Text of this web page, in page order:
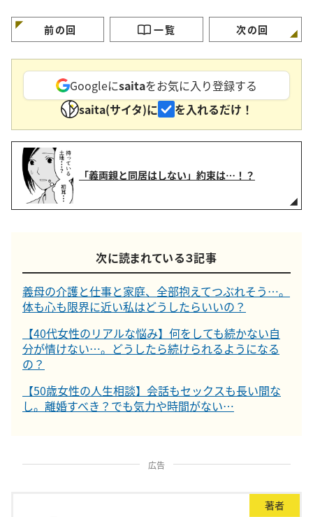
前の回 一覧 次の回
Googleにsaitaをお気に入り登録する
saita(サイタ)に
を入れるだけ！
「義両親と同居はしない」約束は…！？
次に読まれている３記事
義母の介護と仕事と家庭、全部抱えてつぶれそう…。
体も心も限界に近い私はどうしたらいいの？
【40代女性のリアルな悩み】何をしても続かない自
分が情けない…。どうしたら続けられるようになる
の？
【50歳女性の人生相談】会話もセックスも長い間な
し。離婚すべき？でも気力や時間がない…
広告
著者